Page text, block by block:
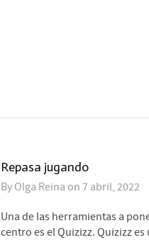
Repasa jugando
By Olga Reina on 7 abril, 2022
Una de las herramientas a
centro es el Quizizz. Quizizz es